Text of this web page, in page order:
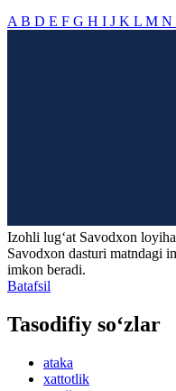
A B D E F G H I J K L M N
Izohli lugʻat Savodxon
Savodxon dasturi matndagi
imkon beradi.
Batafsil
Tasodifiy so‘zlar
ataka
xattotlik